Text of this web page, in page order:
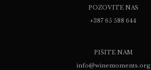
POZOVITE NAS
+387 65 588 644
PIŠITE NAM
info@winemoments.org